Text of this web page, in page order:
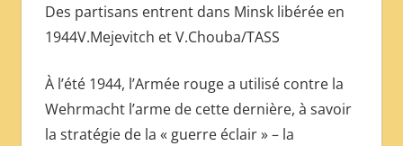
Des partisans entrent dans Minsk libérée en
1944V.Mejevitch et V.Chouba/TASS
À l’été 1944, l’Armée rouge a utilisé contre la
Wehrmacht l’arme de cette dernière, à savoir
la stratégie de la « guerre éclair » – la